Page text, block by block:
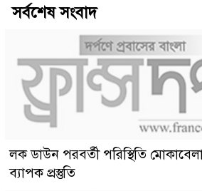
সর্বশেষ সংবাদ
লক ডাউন পরবর্তী পরিস্থিতি
ব্যাপক প্রস্তুতি